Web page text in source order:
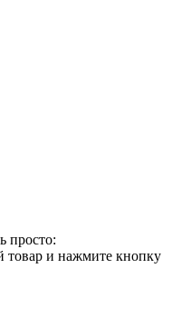
просто:
товар и нажмите кнопку